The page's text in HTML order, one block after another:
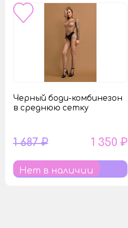
Черный боди-комбинезон
в среднюю сетку
1 687 ₽ 1 350 ₽
Нет в наличии